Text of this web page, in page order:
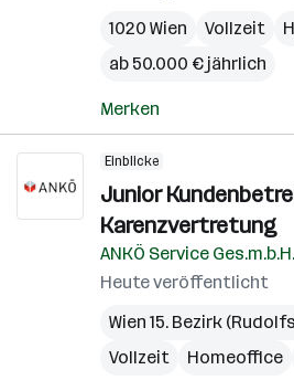
1020 Wien
Vollzeit
ab 50.000 € jährlich
Merken
Einblicke
Junior
Karenzvertretung
ANKÖ Service Ges.m.b.H.
Heute veröffentlicht
Wien 15. Bezirk
Vollzeit
Homeoffice